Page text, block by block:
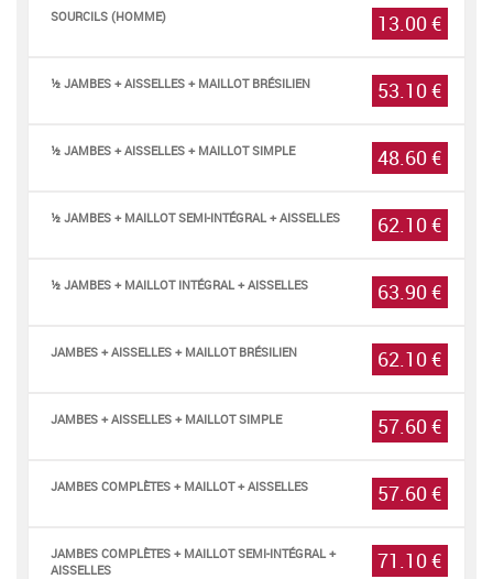
13.00 €
SOURCILS (HOMME)
53.10 €
½ JAMBES + AISSELLES + MAILLOT BRÉSILIEN
48.60 €
½ JAMBES + AISSELLES + MAILLOT SIMPLE
62.10 €
½ JAMBES + MAILLOT SEMI-INTÉGRAL + AISSELLES
63.90 €
½ JAMBES + MAILLOT INTÉGRAL + AISSELLES
62.10 €
JAMBES + AISSELLES + MAILLOT BRÉSILIEN
57.60 €
JAMBES + AISSELLES + MAILLOT SIMPLE
57.60 €
JAMBES COMPLÈTES + MAILLOT + AISSELLES
71.10 €
JAMBES COMPLÈTES + MAILLOT SEMI-INTÉGRAL +
AISSELLES